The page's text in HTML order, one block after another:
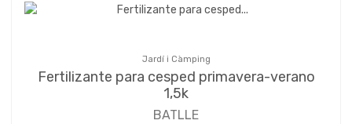
Jardí i Càmping
Fertilizante para cesped primavera-verano
1,5k
BATLLE